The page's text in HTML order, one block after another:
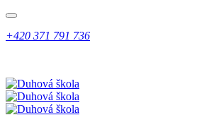
+420 371 791 736